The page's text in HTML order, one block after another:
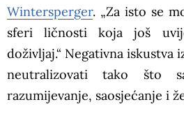
Wintersperger. „Za isto se
sferi ličnosti koja još
doživljaj.“ Negativna iskustva
neutralizovati tako što
razumijevanje, saosjećanje i